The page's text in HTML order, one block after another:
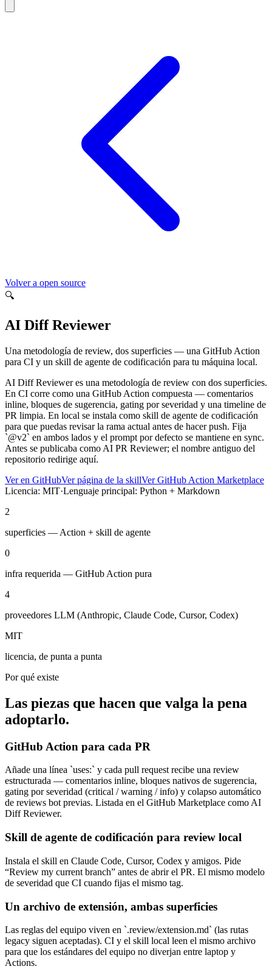
Volver a open source
🔍
AI Diff Reviewer
Una metodología de review, dos superficies — una GitHub Action
para CI y un skill de agente de codificación para tu máquina local.
AI Diff Reviewer es una metodología de review con dos superficies.
En CI corre como una GitHub Action compuesta — comentarios
inline, bloques de sugerencia, gating por severidad y una timeline de
PR limpia. En local se instala como skill de agente de codificación
para que puedas revisar la rama actual antes de hacer push. Fija
`@v2` en ambos lados y el prompt por defecto se mantiene en sync.
Antes se publicaba como AI PR Reviewer; el nombre antiguo del
repositorio redirige aquí.
Ver en GitHubVer página de la skillVer GitHub Action Marketplace
Licencia: MIT·Lenguaje principal: Python + Markdown
2
superficies — Action + skill de agente
0
infra requerida — GitHub Action pura
4
proveedores LLM (Anthropic, Claude Code, Cursor, Codex)
MIT
licencia, de punta a punta
Por qué existe
Las piezas que hacen que valga la pena
adoptarlo.
GitHub Action para cada PR
Añade una línea `uses:` y cada pull request recibe una review
estructurada — comentarios inline, bloques nativos de sugerencia,
gating por severidad (critical / warning / info) y colapso automático
de reviews bot previas. Listada en el GitHub Marketplace como AI
Diff Reviewer.
Skill de agente de codificación para review local
Instala el skill en Claude Code, Cursor, Codex y amigos. Pide
“Review my current branch” antes de abrir el PR. El mismo modelo
de severidad que CI cuando fijas el mismo tag.
Un archivo de extensión, ambas superficies
Las reglas del equipo viven en `.review/extension.md` (las rutas
legacy siguen aceptadas). CI y el skill local leen el mismo archivo
para que los estándares del equipo no diverjan entre laptop y
Actions.